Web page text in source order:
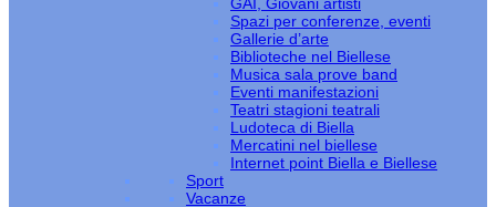
Spazi per conferenze, eventi
Gallerie d’arte
Biblioteche nel Biellese
Musica sala prove band
Eventi manifestazioni
Teatri stagioni teatrali
Ludoteca di Biella
Mercatini nel biellese
Internet point Biella e Biellese
Sport
Vacanze